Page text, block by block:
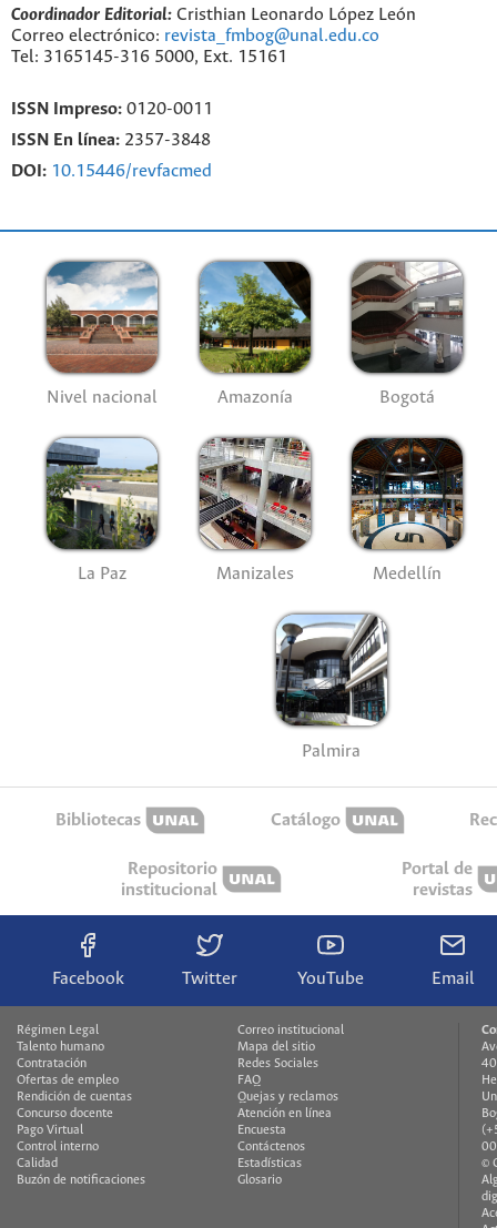
Coordinador Editorial: Cristhian Leonardo López León
Correo electrónico: revista_fmbog@unal.edu.co
Tel: 3165145-316 5000, Ext. 15161
ISSN Impreso: 0120-0011
ISSN En línea: 2357-3848
DOI: 10.15446/revfacmed
Nivel nacional Amazonía Bogotá
La Paz Manizales Medellín
Palmira
Bibliotecas Catálogo
Repositorio
institucional
Portal de
revistas
Facebook Twitter YouTube Email
Régimen Legal
Talento humano
Contratación
Ofertas de empleo
Rendición de cuentas
Concurso docente
Pago Virtual
Control interno
Calidad
Buzón de notificaciones
Correo institucional
Mapa del sitio
Redes Sociales
FAQ
Quejas y reclamos
Atención en línea
Encuesta
Contáctenos
Estadísticas
Glosario
©